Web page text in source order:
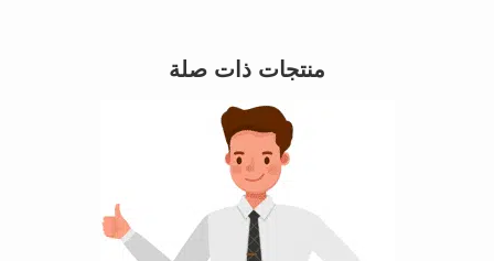
منتجات ذات صلة